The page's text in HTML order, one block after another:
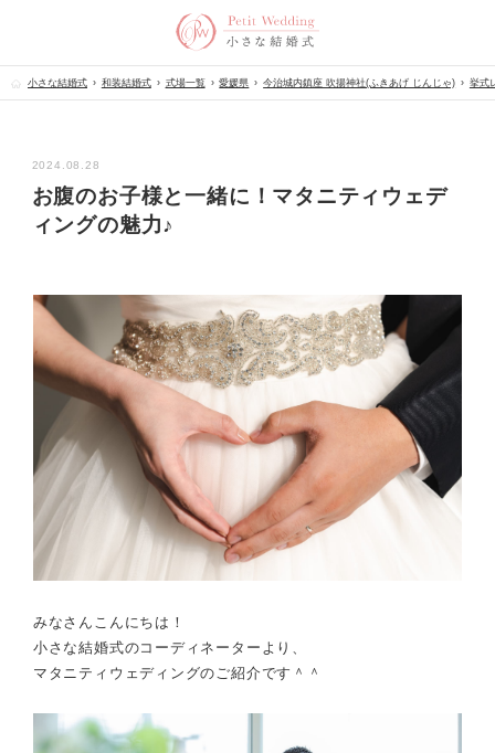
小さな結婚式 和装結婚式 式場一覧 愛媛県 今治城内鎮座 吹揚神社(ふきあげ じんじゃ) 挙式
2024.08.28
お腹のお子様と一緒に！マタニティウェデ
ィングの魅力♪
みなさんこんにちは！
小さな結婚式のコーディネーターより、
マタニティウェディングのご紹介です＾＾